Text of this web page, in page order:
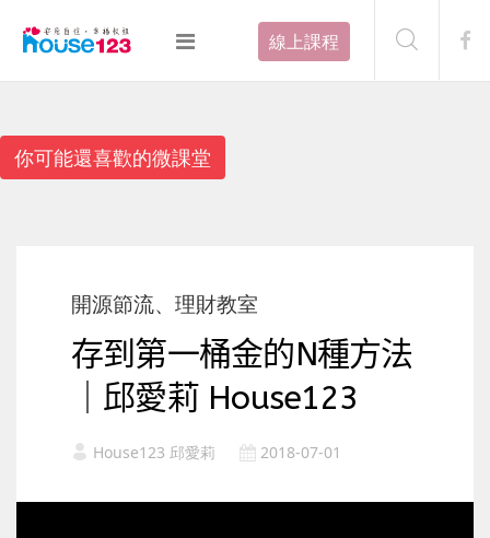
線上課程
你可能還喜歡的微課堂
開源節流、理財教室
存到第一桶金的N種方法
｜邱愛莉 House123
House123 邱愛莉 2018-07-01